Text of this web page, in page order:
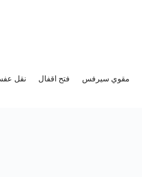
مقوي سيرفس فتح اقفال نقل